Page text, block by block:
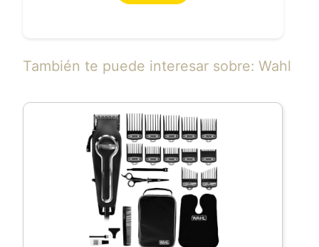
También te puede interesar sobre: Wahl